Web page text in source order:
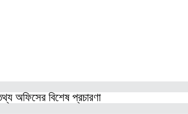
অফিসের বিশেষ প্রচারণা